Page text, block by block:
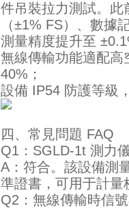
件吊裝拉力測試。此
（±1% FS）、數據
測量精度提升至
無線傳輸功能適配高
40%；
設備 IP54 防護等級
四、常見問題 FAQ
Q1：SGLD-1t 測力
A：符合。該設備測
準證書，可用于計量
Q2：無線傳輸時信